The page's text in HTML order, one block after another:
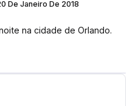
De Janeiro De 2018
na cidade de Orlando.